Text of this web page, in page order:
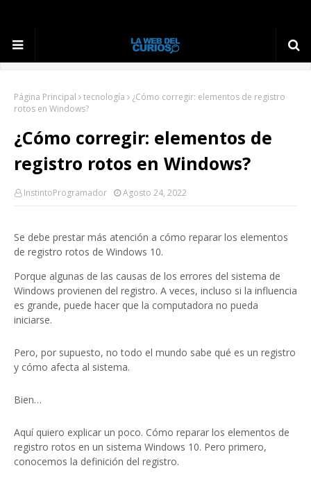
Página Principal tecnología
¿Cómo corregir: elementos de registro
rotos en Windows?
¿Cómo corregir: elementos de
registro rotos en Windows?
InstintoProgramador Agosto 24, 2022
Se debe prestar más atención a cómo reparar los elementos
de registro rotos de Windows 10.
Porque algunas de las causas de los errores del sistema de
Windows provienen del registro. A veces, incluso si la influencia
es grande, puede hacer que la computadora no pueda
iniciarse.
Pero, por supuesto, no todo el mundo sabe qué es un registro
y cómo afecta al sistema.
Bien…
Aquí quiero explicar un poco. Cómo reparar los elementos de
registro rotos en un sistema Windows 10. Pero primero,
conocemos la definición del registro.